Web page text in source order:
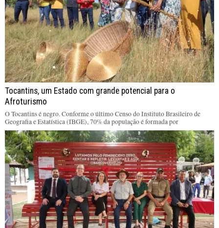
Tocantins, um Estado com grande potencial para o
Afroturismo
O Tocantins é negro. Conforme o último Censo do Instituto Brasileiro de
Geografia e Estatística (IBGE), 70% da população é formada por